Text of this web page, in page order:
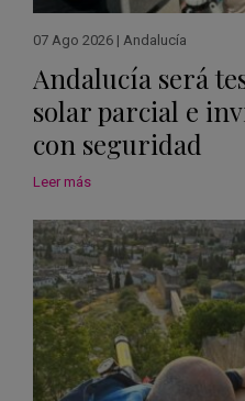
07 Ago 2026 | Andalucía
Andalucía será
solar parcial e
con seguridad
Leer más